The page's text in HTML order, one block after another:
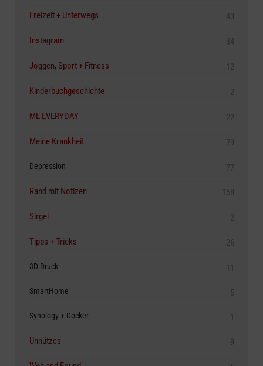
Freizeit + Unterwegs 43
Instagram 34
Joggen, Sport + Fitness 12
Kinderbuchgeschichte 2
ME EVERYDAY 22
Meine Krankheit 79
Depression 77
Rand mit Notizen 158
Sirgei 2
Tipps + Tricks 26
3D Druck 11
SmartHome 5
Synology + Docker 1
Unnützes 9